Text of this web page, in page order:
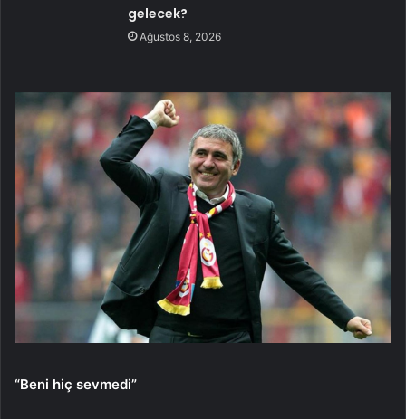
gelecek?
Ağustos 8, 2026
“Beni hiç sevmedi”